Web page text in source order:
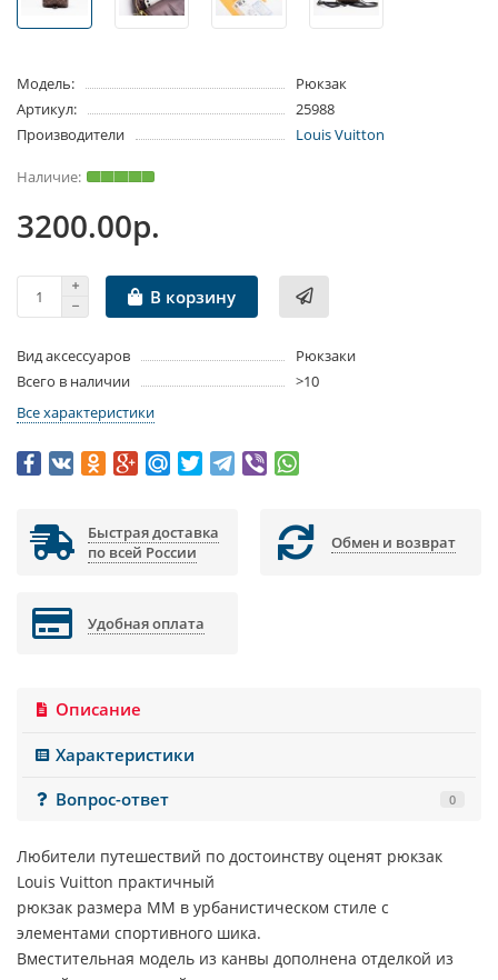
Модель:
Рюкзак
Артикул:
25988
Производители
Louis Vuitton
3200.00р.
В корзину
Вид аксессуаров
Рюкзаки
Всего в наличии
>10
Все характеристики
Быстрая доставка
по всей России
Обмен и возврат
Удобная оплата
Описание
Характеристики
Вопрос-ответ
0
Любители путешествий по достоинству оценят рюкзак
Louis Vuitton практичный
рюкзак размера MM в урбанистическом стиле с
элементами спортивного шика.
Вместительная модель из канвы дополнена отделкой из